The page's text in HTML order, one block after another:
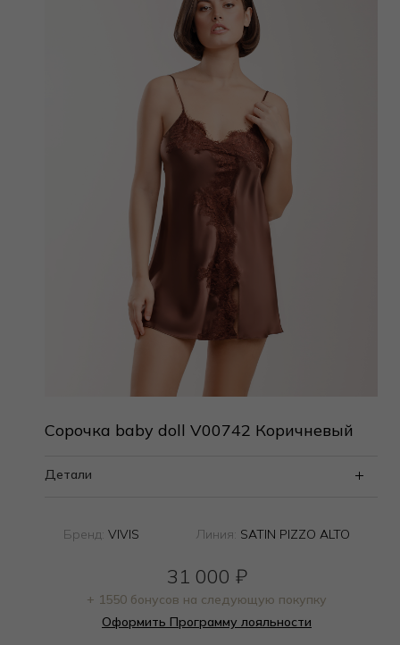
Сорочка baby doll V00742 Коричневый
Детали
Бренд:VIVIS Линия: SATIN PIZZO ALTO
31 000 ₽
+ 1550 бонусов на следующую покупку
Оформить Программу лояльности